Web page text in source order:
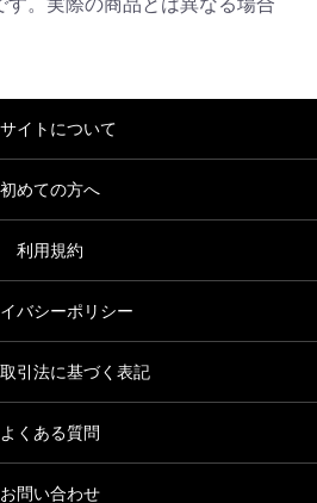
イトについて
初めての方へ
利用規約
バシーポリシー
引法に基づく表記
よくある質問
お問い合わせ